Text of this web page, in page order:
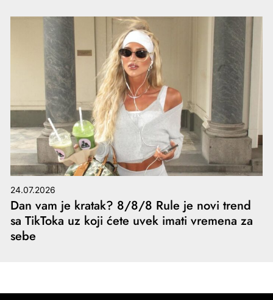
24.07.2026
Dan vam je kratak? 8/8/8 Rule je novi trend
sa TikToka uz koji ćete uvek imati vremena za
sebe